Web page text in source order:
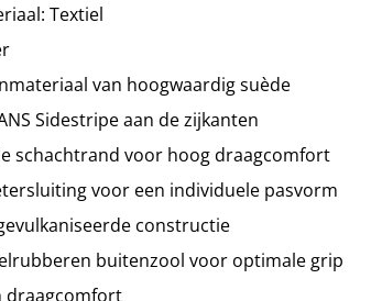
Textiel
van hoogwaardig suède
Sidestripe aan de zijkanten
schachtrand voor hoog draagcomfort
voor een individuele pasvorm
constructie
buitenzool voor optimale grip
draagcomfort